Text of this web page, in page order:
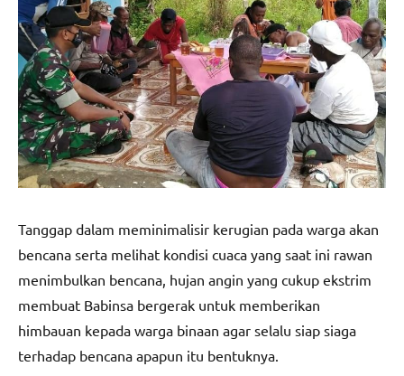
Tanggap dalam meminimalisir kerugian pada warga akan
bencana serta melihat kondisi cuaca yang saat ini rawan
menimbulkan bencana, hujan angin yang cukup ekstrim
membuat Babinsa bergerak untuk memberikan
himbauan kepada warga binaan agar selalu siap siaga
terhadap bencana apapun itu bentuknya.